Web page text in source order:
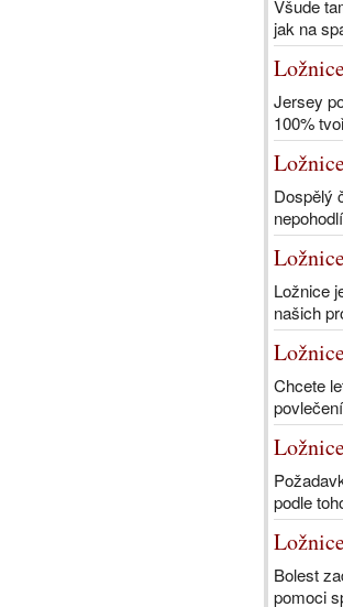
Všude
jak na
Jersey
100%
Dospělý
Ložnice
našich
Chcete
podle
Bolest
pomoci